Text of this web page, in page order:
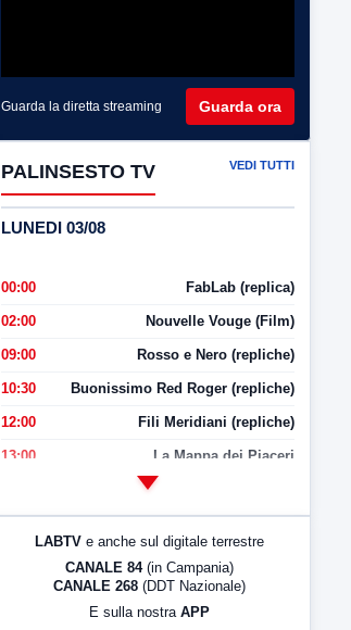
Guarda la diretta streaming Guarda ora
PALINSESTO TV VEDI TUTTI
LUNEDI 03/08
00:00 FabLab (replica)
02:00 Nouvelle Vouge (Film)
09:00 Rosso e Nero (repliche)
10:30 Buonissimo Red Roger (repliche)
12:00 Fili Meridiani (repliche)
13:00 La Mappa dei Piaceri
LabNews (Diretta)
LABTV e anche sul digitale terrestre
CANALE 84 (in Campania)
CANALE 268 (DDT Nazionale)
E sulla nostra APP